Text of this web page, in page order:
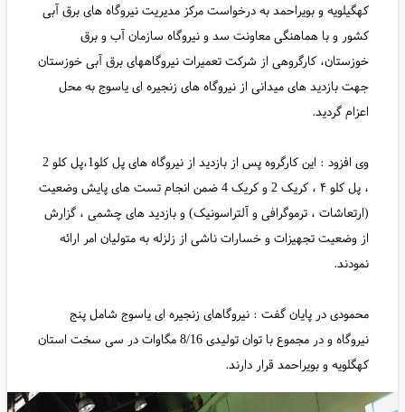
کهگیلویه و بویراحمد به درخواست مرکز مدیریت نیروگاه های برق آبی
کشور و با هماهنگی معاونت سد و نیروگاه سازمان آب و برق
خوزستان، کارگروهی از شرکت تعمیرات نیروگاههای برق آبی خوزستان
جهت بازدید های میدانی از نیروگاه های زنجیره ای یاسوج به محل
اعزام گردید.
وی افزود : این کارگروه پس از بازدید از نیروگاه های پل کلو1،پل کلو 2
، پل کلو ۴ ، کریک 2 و کریک 4 ضمن انجام تست های پایش وضعیت
(ارتعاشات ، ترموگرافی و آلتراسونیک) و بازدید های چشمی ، گزارش
از وضعیت تجهیزات و خسارات ناشی از زلزله به متولیان امر ارائه
نمودند.
محمودی در پایان گفت : نیروگاهای زنجیره ای یاسوج شامل پنج
نیروگاه و در مجموع با توان تولیدی 8/16 مگاوات در سی سخت استان
کهگلویه و بویراحمد قرار دارند.